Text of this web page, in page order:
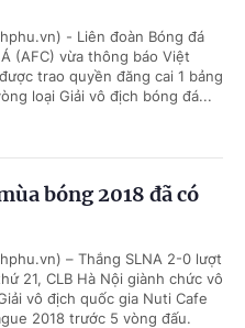
- Liên đoàn Bóng đá
(AFC) vừa thông báo Việt
trao quyền đăng cai 1 bảng
loại Giải vô địch bóng đá...
bóng 2018 đã có
– Thắng SLNA 2-0 lượt
21, CLB Hà Nội giành chức vô
vô địch quốc gia Nuti Cafe
2018 trước 5 vòng đấu.